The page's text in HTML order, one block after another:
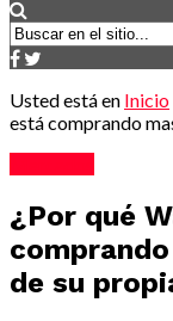
Usted está en Inicio
está comprando
¿Por qué
de su